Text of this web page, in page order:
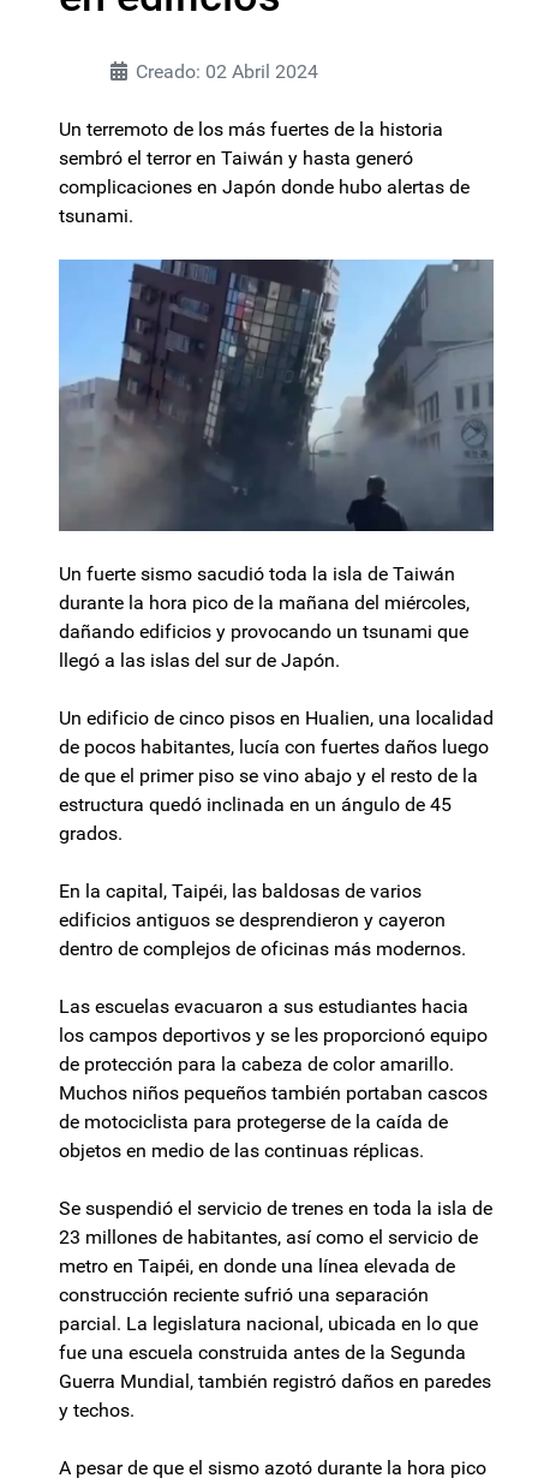
Creado: 02 Abril 2024
Un terremoto de los más fuertes de la historia
sembró el terror en Taiwán y hasta generó
complicaciones en Japón donde hubo alertas de
tsunami.
Un fuerte sismo sacudió toda la isla de Taiwán
durante la hora pico de la mañana del miércoles,
dañando edificios y provocando un tsunami que
llegó a las islas del sur de Japón.
Un edificio de cinco pisos en Hualien, una localidad
de pocos habitantes, lucía con fuertes daños luego
de que el primer piso se vino abajo y el resto de la
estructura quedó inclinada en un ángulo de 45
grados.
En la capital, Taipéi, las baldosas de varios
edificios antiguos se desprendieron y cayeron
dentro de complejos de oficinas más modernos.
Las escuelas evacuaron a sus estudiantes hacia
los campos deportivos y se les proporcionó equipo
de protección para la cabeza de color amarillo.
Muchos niños pequeños también portaban cascos
de motociclista para protegerse de la caída de
objetos en medio de las continuas réplicas.
Se suspendió el servicio de trenes en toda la isla de
23 millones de habitantes, así como el servicio de
metro en Taipéi, en donde una línea elevada de
construcción reciente sufrió una separación
parcial. La legislatura nacional, ubicada en lo que
fue una escuela construida antes de la Segunda
Guerra Mundial, también registró daños en paredes
y techos.
A pesar de que el sismo azotó durante la hora pico